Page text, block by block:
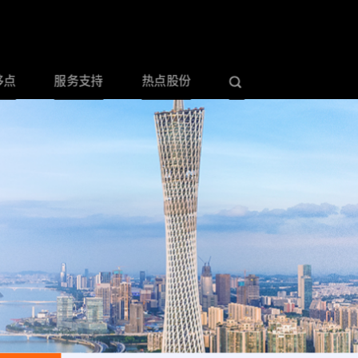
点 服务支持 热点股份